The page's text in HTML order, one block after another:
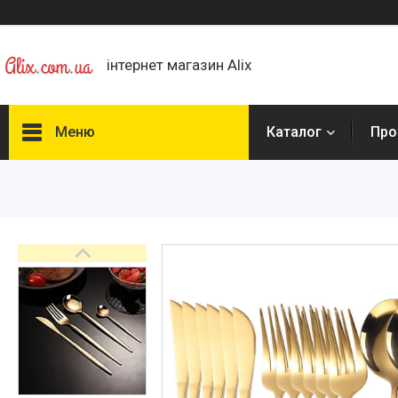
інтернет магазин Alix
Меню Каталог